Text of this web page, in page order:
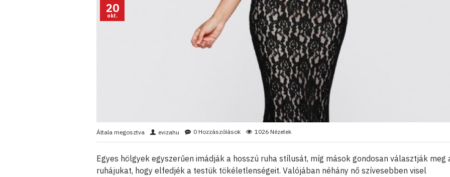
20
okt.
Általa megosztva evizahu 0 Hozzászólások 1026 Nézetek
Egyes hölgyek egyszerűen imádják a hosszú ruha stílusát, míg mások gondosan választják meg
ruhájukat, hogy elfedjék a testük tökéletlenségeit. Valójában néhány nő szívesebben visel